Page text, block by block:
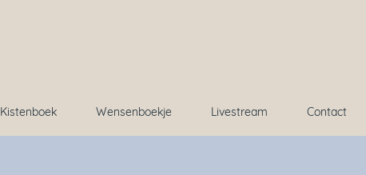
Kistenboek Wensenboekje Livestream Contact